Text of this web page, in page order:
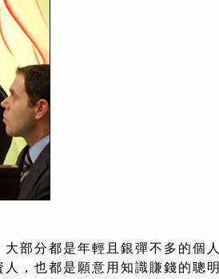
部分都是年輕且銀彈不多的個人
，也都是願意用知識賺錢的聰明